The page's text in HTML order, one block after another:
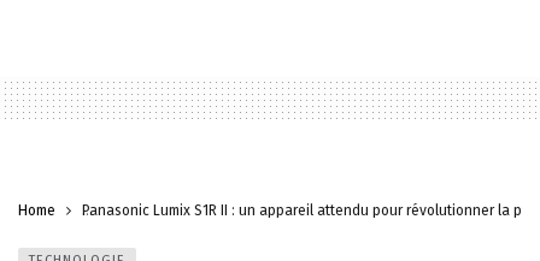
Home Panasonic Lumix S1R II : un appareil attendu pour révolutionner la